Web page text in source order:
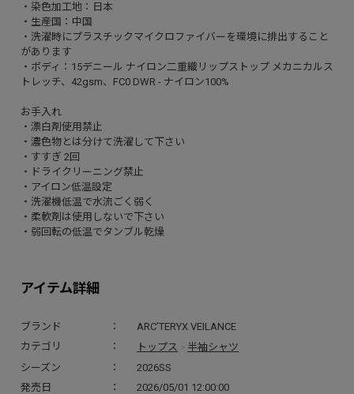
アイテム詳細
ブランド
ARC’TERYX VEILANCE
カテゴリ
トップス >半袖シャツ
シーズン
2026SS
発売日
2026/05/01 12:00:00
・染色加工地：日本
・生産国：中国
・洗濯時にプラスチックマイクロファイバーを環境に排出すること
があります
・ボディ：15デニール ナイロン二重織リップストップ メカニカルス
トレッチ、42gsm、FC0 DWR - ナイロン100%
お手入れ
・漂白剤使用禁止
・濃色物とは分けて洗濯して下さい
・すすぎ 2回
・ドライクリーニング禁止
・アイロン低温設定
・洗濯機低温で水流ごく弱く
・柔軟剤は使用しないで下さい
・弱回転の低温でタンブル乾燥